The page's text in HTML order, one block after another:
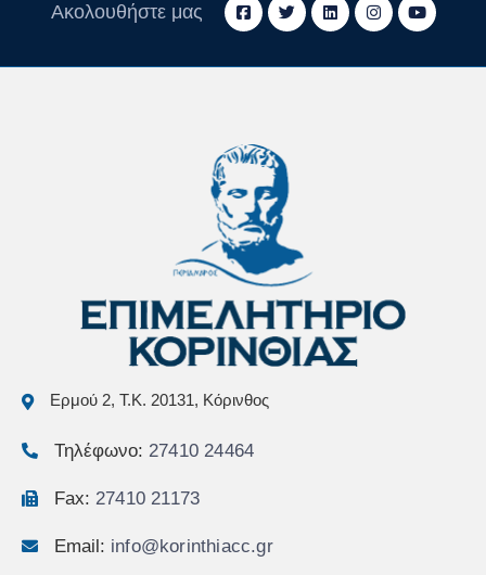
Ακολουθήστε μας
Ερμού 2, Τ.Κ. 20131, Κόρινθος
Τηλέφωνο: 27410 24464
Fax: 27410 21173
Email: info@korinthiacc.gr